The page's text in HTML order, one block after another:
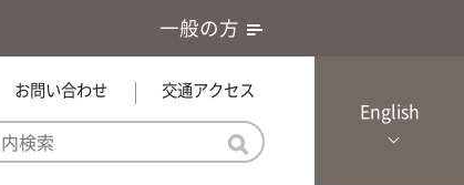
一般の方
お問い合わせ 交通アクセス
English